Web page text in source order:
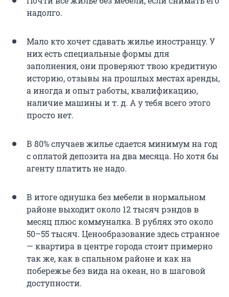
надолго.
Мало кто хочет сдавать жилье иностранцу. У
них есть специальные формы для
заполнения, они проверяют твою кредитную
историю, отзывы на прошлых местах аренды,
а иногда и опыт работы, квалификацию,
наличие машины и т. д. А у тебя всего этого
просто нет.
В 80% случаев жилье сдается минимум на год
с оплатой депозита на два месяца. Но хотя бы
агенту платить не надо.
В итоге однушка без мебели в нормальном
районе выходит около 12 тысяч рэндов в
месяц плюс коммуналка. В рублях это около
50–55 тысяч. Ценообразование здесь странное
— квартира в центре города стоит примерно
так же, как в спальном районе и как на
побережье без вида на океан, но в шаговой
доступности.